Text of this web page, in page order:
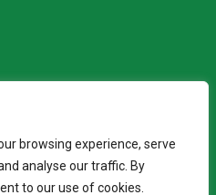
browsing experience, serve
analyse our traffic. By
to our use of cookies.